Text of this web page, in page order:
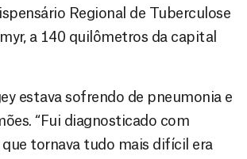
Regional de Tuberculose
a 140 quilômetros da capital
estava sofrendo de pneumonia e
“Fui diagnosticado com
tornava tudo mais difícil era